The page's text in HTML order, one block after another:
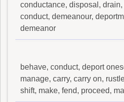
conductance, disposal, drain,
conduct, demeanour,
demeanor
behave, conduct, deport
manage, carry, carry on,
shift, make, fend, proceed,